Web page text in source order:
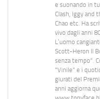
e suonando in
Clash, Iggy and
Chao etc. Ha
vivo dagli anni
L’uomo
Scott-Heron Il
senza tempo".
"Vinile" e i
giurati del
anni aggiorna